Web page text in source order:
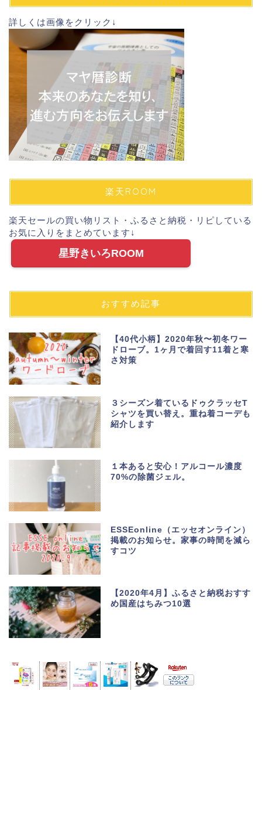
ス
詳しくは画像をクリック↓
楽天ROOM
楽天セールの買い物リスト・ふるさと納税・リピしている
お気に入りをまとめています↓
星野きいろROOM
おすすめ記事
【40代小柄】2020年秋〜初冬ワー
ドローブ。1ヶ月で着回す11着と寒
さ対策
３シーズン着ているドゥクラッセT
シャツを買い替え。重ね着コーデも
紹介します
１本あると安心！アルコール濃度
70%の除菌ジェル。
ESSEonline（エッセオンライン）
掲載のお知らせ。家事の時間を減ら
すコツ
【2020年4月】ふるさと納税おすす
め国産はちみつ10選